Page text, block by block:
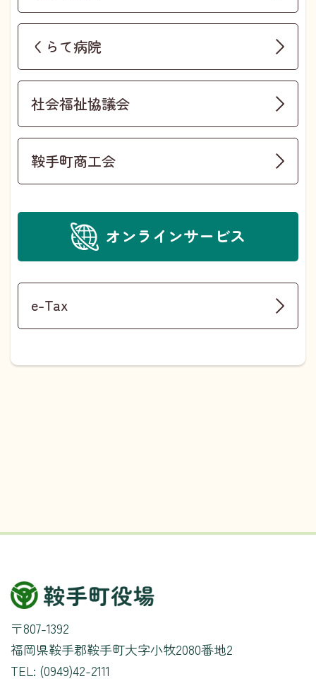
くらて病院
社会福祉協議会
鞍手町商工会
オンラインサービス
e-Tax
〒807-1392
福岡県鞍手郡鞍手町大字小牧2080番地2
TEL: (0949)42-2111